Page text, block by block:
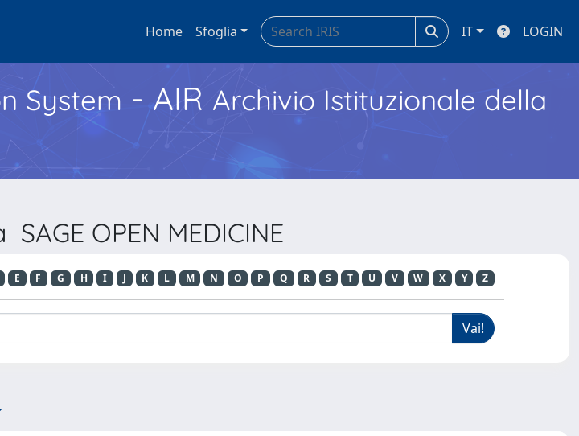
Home Sfoglia IT LOGIN
System - AIR Archivio Istituzionale della
OPEN MEDICINE
E F G H I J K L M N O P Q R S T U V W X Y Z